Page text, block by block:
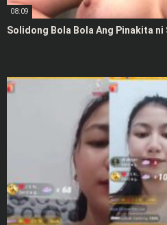
08:09
Solidong Bola Bola Ang Pinakita ni